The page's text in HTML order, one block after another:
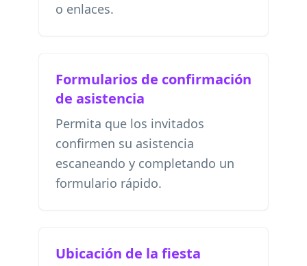
o enlaces.
Formularios de confirmación
de asistencia
Permita que los invitados
confirmen su asistencia
escaneando y completando un
formulario rápido.
Ubicación de la fiesta